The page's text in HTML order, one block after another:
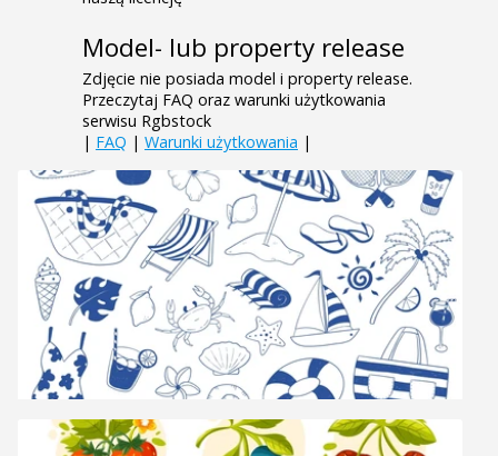
Model- lub property release
Zdjęcie nie posiada model i property release.
Przeczytaj FAQ oraz warunki użytkowania
serwisu Rgbstock
| FAQ | Warunki użytkowania |